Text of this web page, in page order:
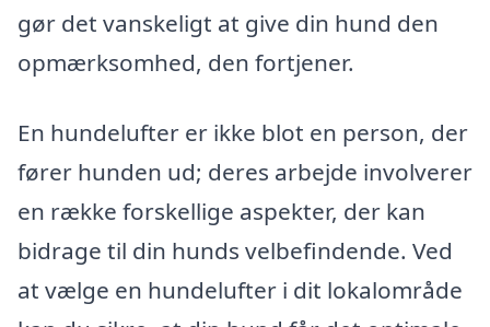
gør det vanskeligt at give din hund den
opmærksomhed, den fortjener.
En hundelufter er ikke blot en person, der
fører hunden ud; deres arbejde involverer
en række forskellige aspekter, der kan
bidrage til din hunds velbefindende. Ved
at vælge en hundelufter i dit lokalområde